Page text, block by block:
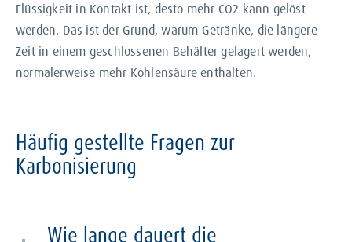
Flüssigkeit in Kontakt ist, desto mehr CO2 kann gelöst
werden. Das ist der Grund, warum Getränke, die längere
Zeit in einem geschlossenen Behälter gelagert werden,
normalerweise mehr Kohlensäure enthalten.
Häufig gestellte Fragen zur
Karbonisierung
Wie lange dauert die